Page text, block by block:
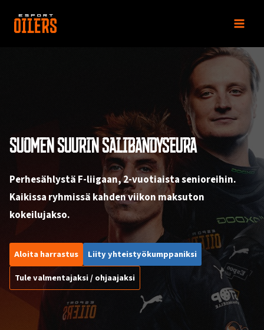
sisältöön
SUOMEN SUURIN SALIBANDYSEURA
Perhesählystä F-liigaan, 2-vuotiaista senioreihin.
Kaikissa ryhmissä kahden viikon maksuton
kokeilujakso.
Aloita harrastus
Liity yhteistyökumppaniksi
Tule valmentajaksi / ohjaajaksi